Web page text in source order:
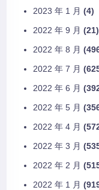
2023 年 1 月 (4)
2022 年 9 月 (21)
2022 年 8 月
2022 年 7 月
2022 年 6 月
2022 年 5 月
2022 年 4 月
2022 年 3 月
2022 年 2 月
2022 年 1 月